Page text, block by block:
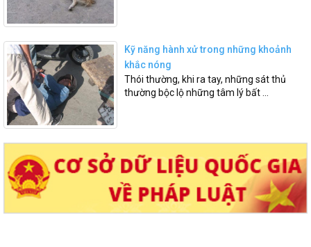
Kỹ năng hành xử trong những khoảnh
khắc nóng
Thói thường, khi ra tay, những sát thủ
thường bộc lộ những tâm lý bất ...